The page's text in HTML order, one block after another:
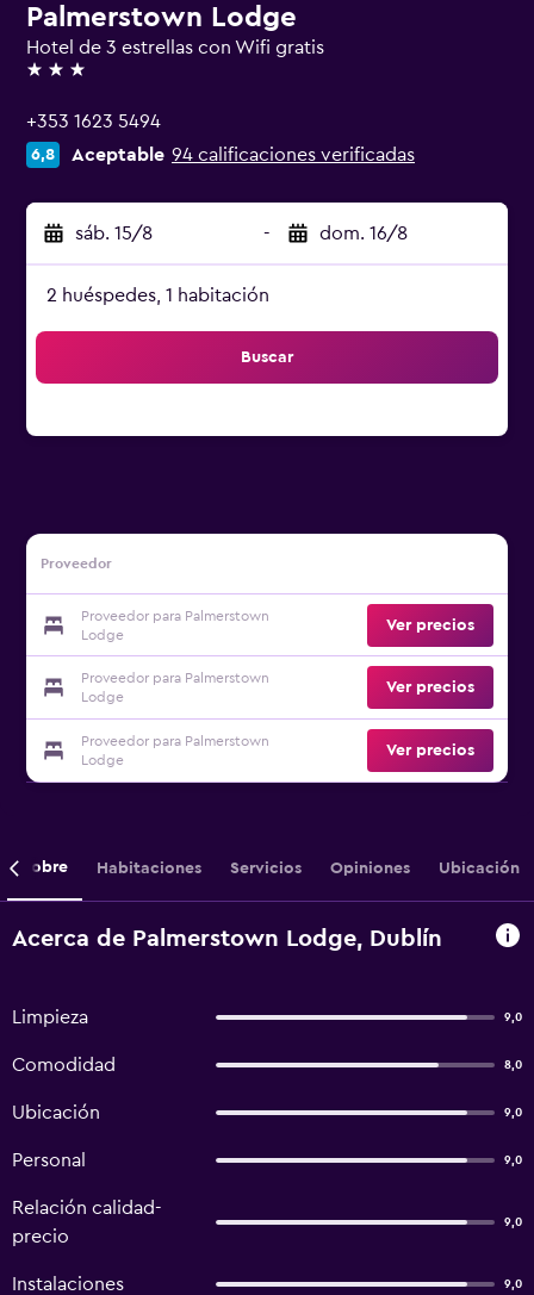
Palmerstown Lodge
Hotel de 3 estrellas con Wifi gratis
3 estrellas
+353 1623 5494
6,8 Aceptable 94 calificaciones verificadas
sáb. 15/8 - dom. 16/8
2 huéspedes, 1 habitación
Buscar
Proveedor
Proveedor para Palmerstown
Lodge
Ver precios
Proveedor para Palmerstown
Lodge
Ver precios
Proveedor para Palmerstown
Lodge
Ver precios
Sobre Habitaciones Servicios Opiniones Ubicación
Acerca de Palmerstown Lodge, Dublín
Limpieza 9,0
Comodidad 8,0
Ubicación 9,0
Personal 9,0
Relación calidad-
precio
9,0
Instalaciones 9,0